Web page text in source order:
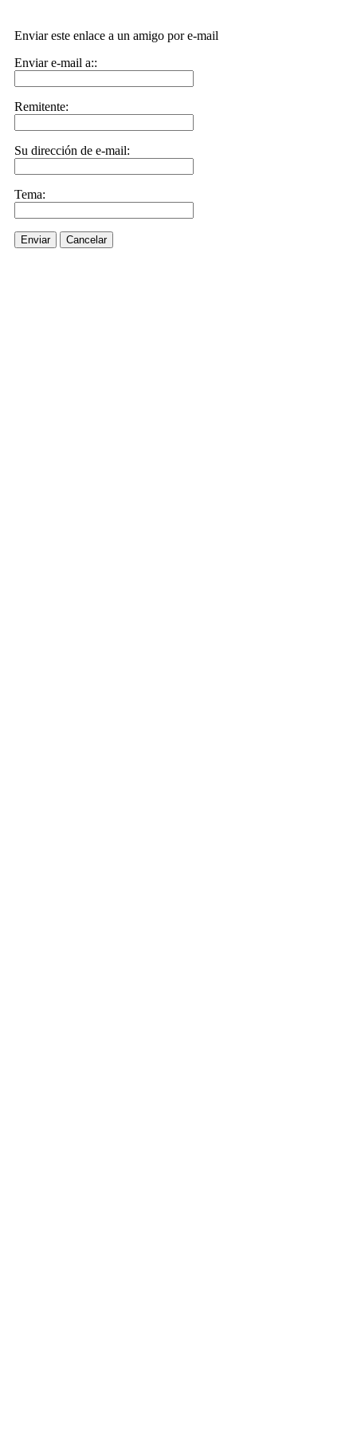
Enviar este enlace a un amigo por e-mail
Enviar e-mail a::
Remitente:
Su dirección de e-mail:
Tema:
Enviar Cancelar